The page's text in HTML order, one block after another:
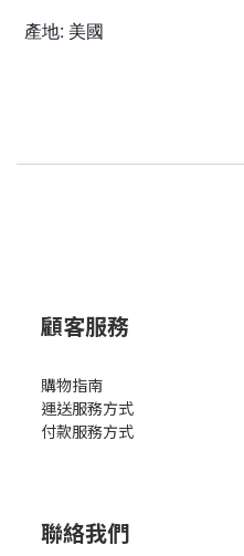
產地: 美國
顧客服務
購物指南
運送服務方式
付款服務方式
聯絡我們